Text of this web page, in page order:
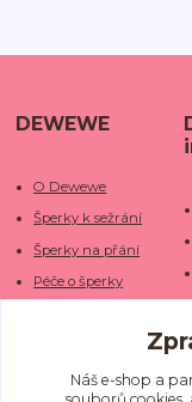
DEWEWE
O Dewewe
Šperky k sežrání
Šperky na přání
Péče o šperky
Kamenné obchody
FotogalerieNáš e-shop a